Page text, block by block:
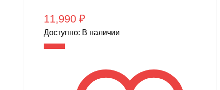
11,990 ₽
Доступно: В наличии